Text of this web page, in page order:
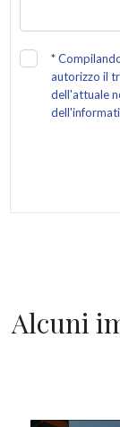
*
autorizzo il
dell'attuale
Alcuni